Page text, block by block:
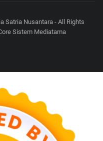
Satria Nusantara - All Rights
Sistem Mediatama